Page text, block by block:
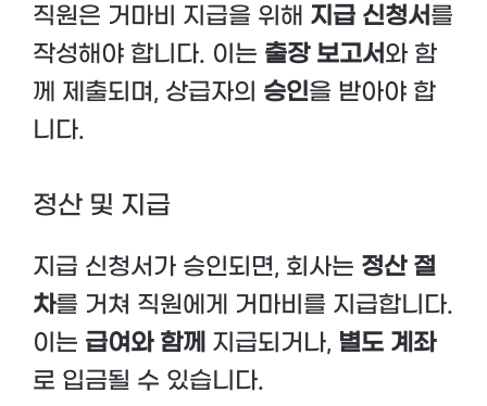
직원은 거마비 지급을 위해 지급 신청서를
작성해야 합니다. 이는 출장 보고서와 함
께 제출되며, 상급자의 승인을 받아야 합
니다.
정산 및 지급
지급 신청서가 승인되면, 회사는 정산 절
차를 거쳐 직원에게 거마비를 지급합니다.
이는 급여와 함께 지급되거나, 별도 계좌
로 입금될 수 있습니다.